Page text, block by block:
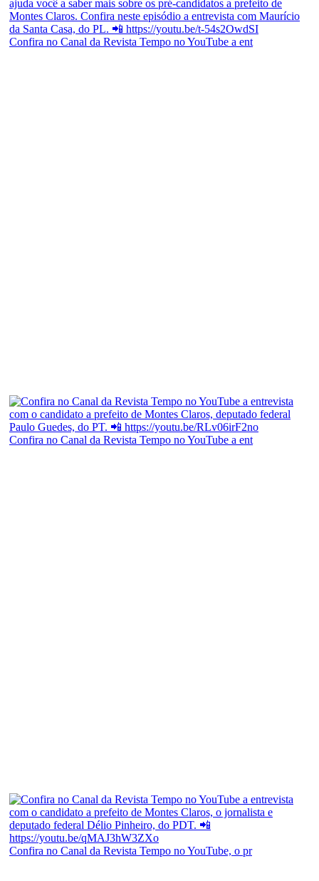
Confira no Canal da Revista Tempo no YouTube a ent
Confira no Canal da Revista Tempo no YouTube a ent
Confira no Canal da Revista Tempo no YouTube, o pr